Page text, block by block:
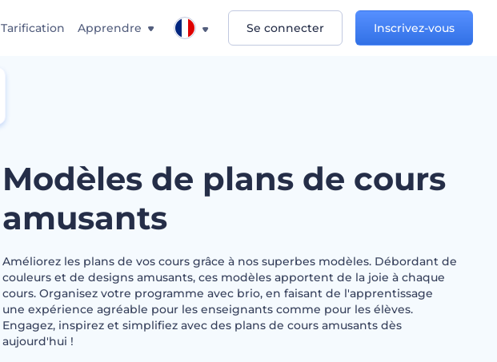
Tarification Apprendre Se connecter Inscrivez-vous
Modèles de plans de cours
amusants
Améliorez les plans de vos cours grâce à nos superbes modèles. Débordant de
couleurs et de designs amusants, ces modèles apportent de la joie à chaque
cours. Organisez votre programme avec brio, en faisant de l'apprentissage
une expérience agréable pour les enseignants comme pour les élèves.
Engagez, inspirez et simplifiez avec des plans de cours amusants dès
aujourd'hui !